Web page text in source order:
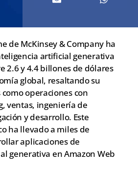
de McKinsey & Company ha
artificial generativa
2.6 y 4.4 billones de dólares
global, resaltando su
operaciones con
ventas, ingeniería de
y desarrollo. Este
ha llevado a miles de
aplicaciones de
generativa en Amazon Web